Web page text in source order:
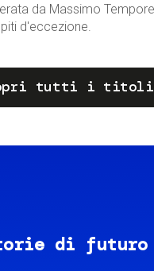
da Massimo
d'eccezione.
tutti i titoli
di futuro